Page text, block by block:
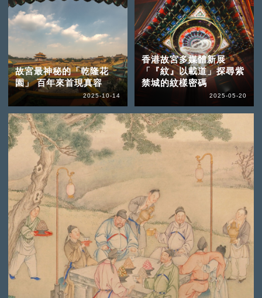
故宮最神秘的「乾隆花
園」 百年來首現真容
2025-10-14
香港故宮多媒體新展
「『紋』以載道」探尋紫
禁城的紋樣密碼
2025-05-20